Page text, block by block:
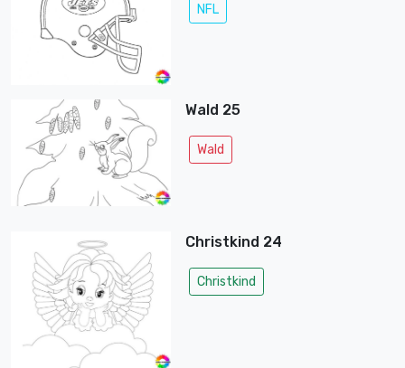
NFL
Wald 25
Wald
Christkind 24
Christkind